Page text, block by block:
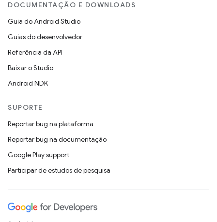
DOCUMENTAÇÃO E DOWNLOADS
Guia do Android Studio
Guias do desenvolvedor
Referência da API
Baixar o Studio
Android NDK
SUPORTE
Reportar bug na plataforma
Reportar bug na documentação
Google Play support
Participar de estudos de pesquisa